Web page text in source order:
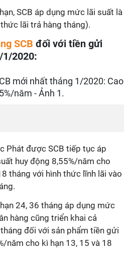
SCB áp dụng mức lãi suất là
lãi trả hàng tháng).
SCB đối với tiền gửi
2020:
Phát được SCB tiếp tục áp
huy động 8,55%/năm cho
tháng với hình thức lĩnh lãi vào
24, 36 tháng áp dụng mức
hàng cũng triển khai cả
đối với sản phẩm tiền gửi
năm cho kì hạn 13, 15 và 18